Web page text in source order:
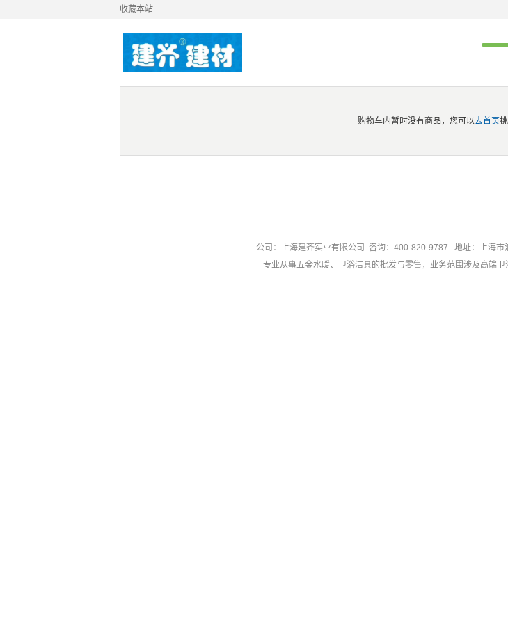
收藏本站
购物车内暂时没有商品，您可以去首页
公司：上海建齐实业有限公司 咨询：400-820-9787 地址：上海市
专业从事五金水暖、卫浴洁具的批发与零售，业务范围涉及高端卫